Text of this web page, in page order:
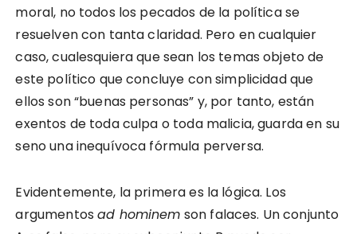
moral, no todos los pecados de la política se
resuelven con tanta claridad. Pero en cualquier
caso, cualesquiera que sean los temas objeto de
este político que concluye con simplicidad que
ellos son “buenas personas” y, por tanto, están
exentos de toda culpa o toda malicia, guarda en su
seno una inequívoca fórmula perversa.
Evidentemente, la primera es la lógica. Los
argumentosad hominem son falaces. Un conjunto